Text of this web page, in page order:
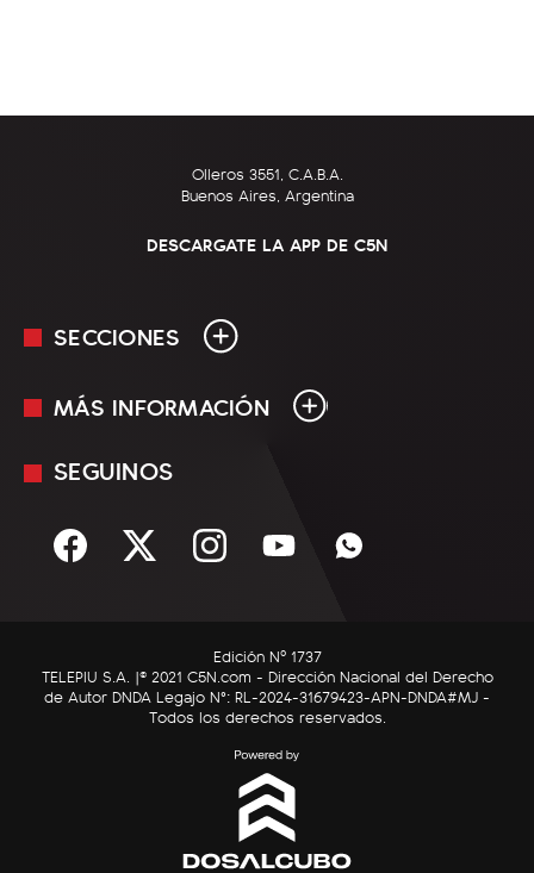
Olleros 3551, C.A.B.A.
Buenos Aires, Argentina
DESCARGATE LA APP DE C5N
SECCIONES
En Vivo
Sociedad
C5N Autos
RatingCero
MÁS INFORMACIÓN
Mediakit
Términos y condiciones
SEGUINOS
Edición Nº 1737
TELEPIU S.A. |© 2021 C5N.com - Dirección Nacional del Derecho
de Autor DNDA Legajo N°: RL-2024-31679423-APN-DNDA#MJ -
Todos los derechos reservados.